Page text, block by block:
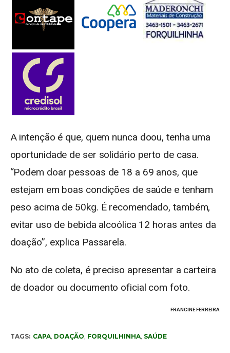
A intenção é que, quem nunca doou, tenha uma
oportunidade de ser solidário perto de casa.
“Podem doar pessoas de 18 a 69 anos, que
estejam em boas condições de saúde e tenham
peso acima de 50kg. É recomendado, também,
evitar uso de bebida alcoólica 12 horas antes da
doação”, explica Passarela.
No ato de coleta, é preciso apresentar a carteira
de doador ou documento oficial com foto.
FRANCINE FERREIRA
TAGS: CAPA, DOAÇÃO FORQUILHINHA, SAÚDE